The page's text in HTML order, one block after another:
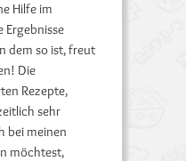
Hilfe im
dem so ist, freut
Die
Rezepte,
sehr
bei meinen
möchtest,